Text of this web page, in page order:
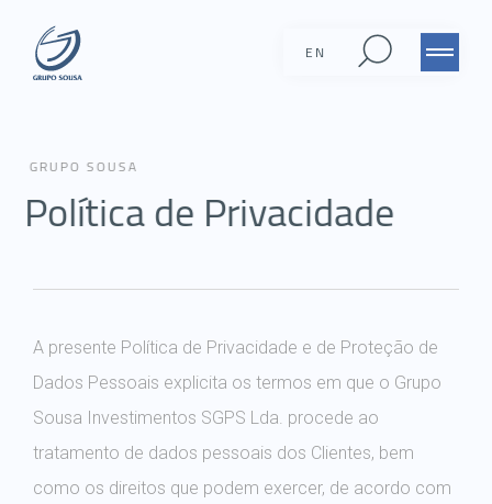
EN
EN
GRUPO SOUSA
Política de Privacidade
A presente Política de Privacidade e de Proteção de
Dados Pessoais explicita os termos em que o Grupo
Sousa Investimentos SGPS Lda. procede ao
tratamento de dados pessoais dos Clientes, bem
como os direitos que podem exercer, de acordo com